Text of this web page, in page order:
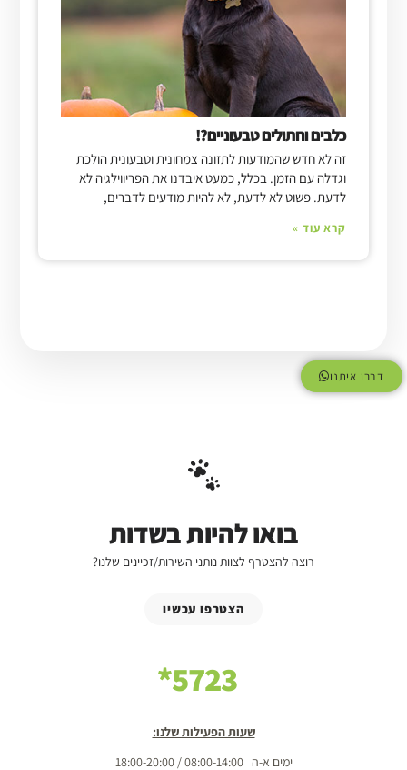
כלבים וחתולים טבעוניים?!
זה לא חדש שהמודעות לתזונה צמחונית וטבעונית הולכת
וגדלה עם הזמן. בכלל, כמעט איבדנו את הפריווילגיה לא
לדעת. פשוט לא לדעת, לא להיות מודעים לדברים,
קרא עוד »
דברו איתנו
בואו להיות בשדות
רוצה להצטרף לצוות נותני השירות/זכיינים שלנו?
הצטרפו עכשיו
5723*
שעות הפעילות שלנו:
ימים א-ה 08:00-14:00 / 18:00-20:00